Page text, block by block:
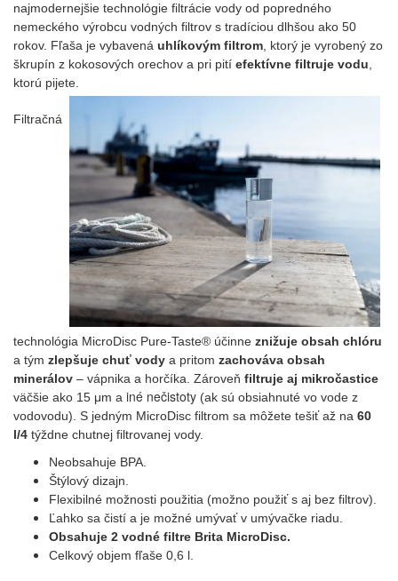
najmodernejšie technológie filtrácie vody od popredného
nemeckého výrobcu vodných filtrov s tradíciou dlhšou ako 50
rokov. Fľaša je vybavená uhlíkovým filtrom , ktorý je vyrobený zo
škrupín z kokosových orechov a pri pití efektívne filtruje vodu
ktorú pijete.
Filtračná
technológia MicroDisc Pure-Taste® účinne znižuje obsah chlóru
a tým zlepšuje chuť vody a pritom zachováva obsah
minerálov – vápnika a horčíka. Zároveň filtruje aj mikročastice
väčšie ako 15 μm a iné nečistoty (ak sú obsiahnuté vo vode z
vodovodu). S jedným MicroDisc filtrom sa môžete tešiť až na 60
l/4 týždne chutnej filtrovanej vody.
Neobsahuje BPA.
Štýlový dizajn.
Flexibilné možnosti použitia (možno použiť s aj bez filtrov).
Ľahko sa čistí a je možné umývať v umývačke riadu.
Obsahuje 2 vodné filtre Brita MicroDisc.
Celkový objem fľaše 0,6 l.